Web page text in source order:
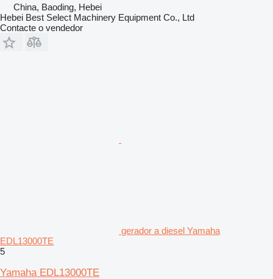
China, Baoding, Hebei
Hebei Best Select Machinery Equipment Co., Ltd
Contacte o vendedor
gerador a diesel Yamaha
EDL13000TE
5
Yamaha EDL13000TE